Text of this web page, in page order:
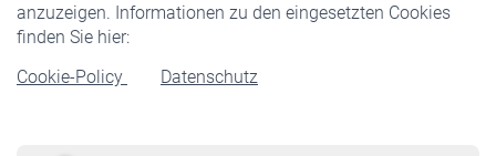
anzuzeigen. Informationen zu den eingesetzten Cookies
finden Sie hier:
Cookie-Policy
Datenschutz
Rentner
Rentenbeginn
Rente beantragen